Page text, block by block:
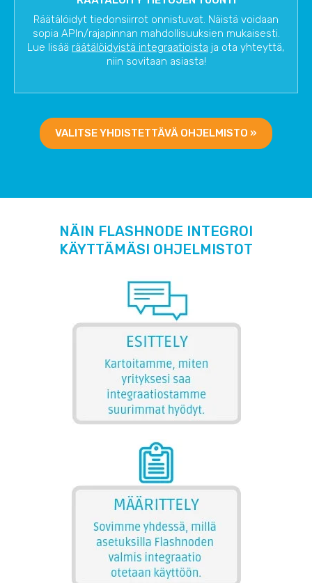
Räätälöidyt tiedonsiirrot onnistuvat. Näistä voidaan
sopia APIn/rajapinnan mahdollisuuksien mukaisesti.
Lue lisää räätälöidyistä integraatioista ja ota yhteyttä,
niin sovitaan asiasta!
VALITSE YHDISTETTÄVÄ OHJELMISTO »
NÄIN FLASHNODE INTEGROI
KÄYTTÄMÄSI OHJELMISTOT